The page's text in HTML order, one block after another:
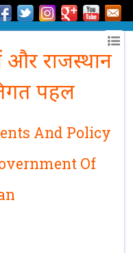
और राजस्थान
पहल
And Policy
Of